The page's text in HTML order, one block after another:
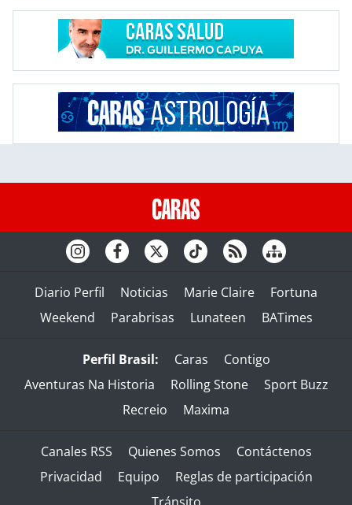
Diario Perfil Noticias Marie Claire
Fortuna
Weekend
Parabrisas Lunateen BATimes
Perfil Brasil: Caras
Contigo
Aventuras Na Historia
Rolling Stone
Sport Buzz
Recreio
Maxima
Canales RSS Quienes Somos
Contáctenos
Privacidad
Equipo
Reglas de participación